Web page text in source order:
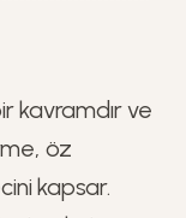
kavramdır ve
öz
kapsar.